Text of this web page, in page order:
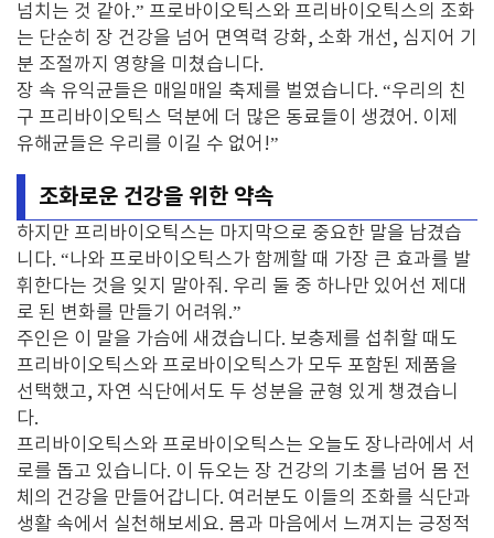
넘치는 것 같아.” 프로바이오틱스와 프리바이오틱스의 조화
는 단순히 장 건강을 넘어 면역력 강화, 소화 개선, 심지어 기
분 조절까지 영향을 미쳤습니다.
장 속 유익균들은 매일매일 축제를 벌였습니다. “우리의 친
구 프리바이오틱스 덕분에 더 많은 동료들이 생겼어. 이제
유해균들은 우리를 이길 수 없어!”
조화로운 건강을 위한 약속
하지만 프리바이오틱스는 마지막으로 중요한 말을 남겼습
니다. “나와 프로바이오틱스가 함께할 때 가장 큰 효과를 발
휘한다는 것을 잊지 말아줘. 우리 둘 중 하나만 있어선 제대
로 된 변화를 만들기 어려워.”
주인은 이 말을 가슴에 새겼습니다. 보충제를 섭취할 때도
프리바이오틱스와 프로바이오틱스가 모두 포함된 제품을
선택했고, 자연 식단에서도 두 성분을 균형 있게 챙겼습니
다.
프리바이오틱스와 프로바이오틱스는 오늘도 장나라에서 서
로를 돕고 있습니다. 이 듀오는 장 건강의 기초를 넘어 몸 전
체의 건강을 만들어갑니다. 여러분도 이들의 조화를 식단과
생활 속에서 실천해보세요. 몸과 마음에서 느껴지는 긍정적